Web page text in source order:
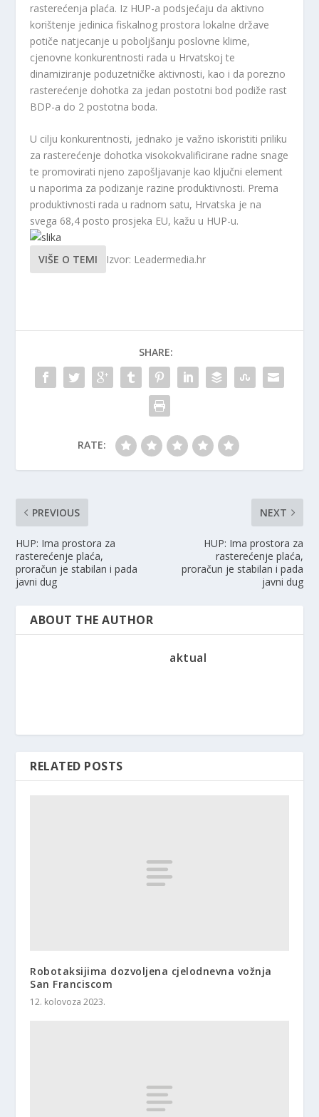
rasterećenja plaća. Iz HUP-a podsjećaju da aktivno
korištenje jedinica fiskalnog prostora lokalne države
potiče natjecanje u poboljšanju poslovne klime,
cjenovne konkurentnosti rada u Hrvatskoj te
dinamiziranje poduzetničke aktivnosti, kao i da porezno
rasterećenje dohotka za jedan postotni bod podiže rast
BDP-a do 2 postotna boda.
U cilju konkurentnosti, jednako je važno iskoristiti priliku
za rasterećenje dohotka visokokvalificirane radne snage
te promovirati njeno zapošljavanje kao ključni element
u naporima za podizanje razine produktivnosti. Prema
produktivnosti rada u radnom satu, Hrvatska je na
svega 68,4 posto prosjeka EU, kažu u HUP-u.
VIŠE O TEMI Izvor: Leadermedia.hr
SHARE:
RATE:
PREVIOUS
HUP: Ima prostora za
rasterećenje plaća,
proračun je stabilan i pada
javni dug
NEXT
HUP: Ima prostora za
rasterećenje plaća,
proračun je stabilan i pada
javni dug
ABOUT THE AUTHOR
aktual
RELATED POSTS
Robotaksijima dozvoljena cjelodnevna vožnja
San Franciscom
12. kolovoza 2023.